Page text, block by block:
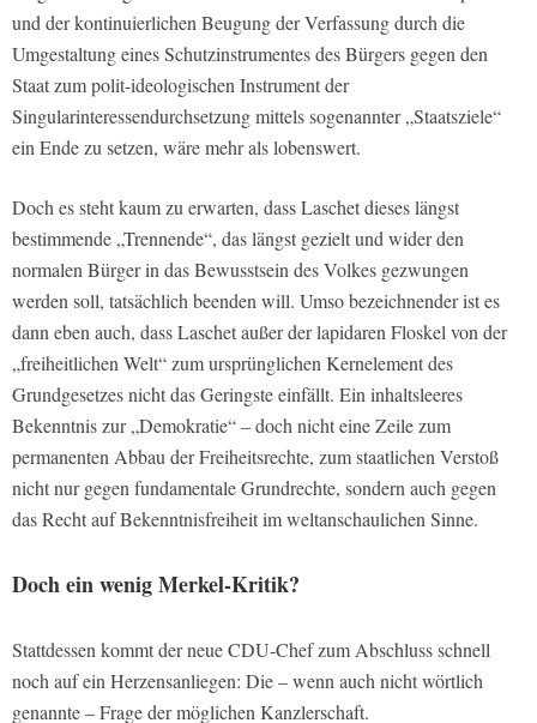
und der kontinuierlichen Beugung der Verfassung durch die
Umgestaltung eines Schutzinstrumentes des Bürgers gegen den
Staat zum polit-ideologischen Instrument der
Singularinteressendurchsetzung mittels sogenannter „Staatsziele“
ein Ende zu setzen, wäre mehr als lobenswert.
Doch es steht kaum zu erwarten, dass Laschet dieses längst
bestimmende „Trennende“, das längst gezielt und wider den
normalen Bürger in das Bewusstsein des Volkes gezwungen
werden soll, tatsächlich beenden will. Umso bezeichnender ist es
dann eben auch, dass Laschet außer der lapidaren Floskel von der
„freiheitlichen Welt“ zum ursprünglichen Kernelement des
Grundgesetzes nicht das Geringste einfällt. Ein inhaltsleeres
Bekenntnis zur „Demokratie“ – doch nicht eine Zeile zum
permanenten Abbau der Freiheitsrechte, zum staatlichen Verstoß
nicht nur gegen fundamentale Grundrechte, sondern auch gegen
das Recht auf Bekenntnisfreiheit im weltanschaulichen Sinne.
Doch ein wenig Merkel-Kritik?
Stattdessen kommt der neue CDU-Chef zum Abschluss schnell
noch auf ein Herzensanliegen: Die – wenn auch nicht wörtlich
genannte – Frage der möglichen Kanzlerschaft.